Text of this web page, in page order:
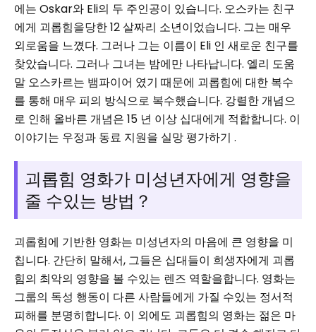
에는 Oskar와 Eli의 두 주인공이 있습니다. 오스카는 친구
에게 괴롭힘을당한 12 살짜리 소년이었습니다. 그는 매우
외로움을 느꼈다. 그러나 그는 이름이 Eli 인 새로운 친구를
찾았습니다. 그러나 그녀는 밤에만 나타납니다. 엘리 도움
말 오스카르는 뱀파이어 였기 때문에 괴롭힘에 대한 복수
를 통해 매우 피의 방식으로 복수했습니다. 강렬한 개념으
로 인해 올바른 개념은 15 년 이상 십대에게 적합합니다. 이
이야기는 우정과 동료 지원을 실망 평가하기 .
괴롭힘 영화가 미성년자에게 영향을
줄 수있는 방법？
괴롭힘에 기반한 영화는 미성년자의 마음에 큰 영향을 미
칩니다. 간단히 말해서, 그들은 십대들이 희생자에게 괴롭
힘의 최악의 영향을 볼 수있는 렌즈 역할을합니다. 영화는
그룹의 독성 행동이 다른 사람들에게 가질 수있는 정서적
피해를 분명히합니다. 이 외에도 괴롭힘의 영화는 젊은 마